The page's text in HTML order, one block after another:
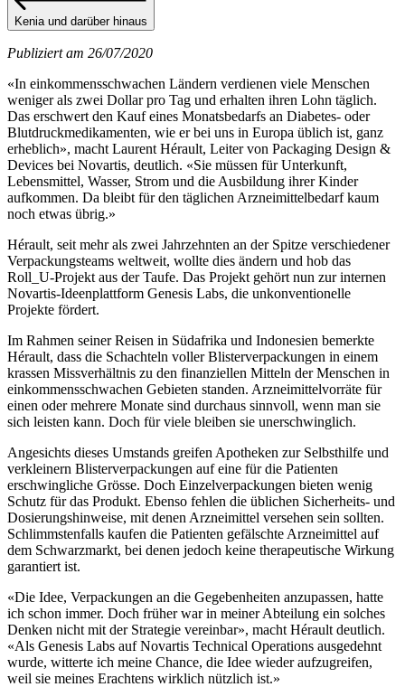
Kenia und darüber hinaus
Publiziert am 26/07/2020
«In einkommensschwachen Ländern verdienen viele Menschen
weniger als zwei Dollar pro Tag und erhalten ihren Lohn täglich.
Das erschwert den Kauf eines Monatsbedarfs an Diabetes- oder
Blutdruckmedikamenten, wie er bei uns in Europa üblich ist, ganz
erheblich», macht Laurent Hérault, Leiter von Packaging Design &
Devices bei Novartis, deutlich. «Sie müssen für Unterkunft,
Lebensmittel, Wasser, Strom und die Ausbildung ihrer Kinder
aufkommen. Da bleibt für den täglichen Arzneimittelbedarf kaum
noch etwas übrig.»
Hérault, seit mehr als zwei Jahrzehnten an der Spitze verschiedener
Verpackungsteams weltweit, wollte dies ändern und hob das
Roll_U-Projekt aus der Taufe. Das Projekt gehört nun zur internen
Novartis-Ideenplattform Genesis Labs, die unkonventionelle
Projekte fördert.
Im Rahmen seiner Reisen in Südafrika und Indonesien bemerkte
Hérault, dass die Schachteln voller Blisterverpackungen in einem
krassen Missverhältnis zu den finanziellen Mitteln der Menschen in
einkommensschwachen Gebieten standen. Arzneimittelvorräte für
einen oder mehrere Monate sind durchaus sinnvoll, wenn man sie
sich leisten kann. Doch für viele bleiben sie unerschwinglich.
Angesichts dieses Umstands greifen Apotheken zur Selbsthilfe und
verkleinern Blisterverpackungen auf eine für die Patienten
erschwingliche Grösse. Doch Einzelverpackungen bieten wenig
Schutz für das Produkt. Ebenso fehlen die üblichen Sicherheits- und
Dosierungshinweise, mit denen Arzneimittel versehen sein sollten.
Schlimmstenfalls kaufen die Patienten gefälschte Arzneimittel auf
dem Schwarzmarkt, bei denen jedoch keine therapeutische Wirkung
garantiert ist.
«Die Idee, Verpackungen an die Gegebenheiten anzupassen, hatte
ich schon immer. Doch früher war in meiner Abteilung ein solches
Denken nicht mit der Strategie vereinbar», macht Hérault deutlich.
«Als Genesis Labs auf Novartis Technical Operations ausgedehnt
wurde, witterte ich meine Chance, die Idee wieder aufzugreifen,
weil sie meines Erachtens wirklich nützlich ist.»